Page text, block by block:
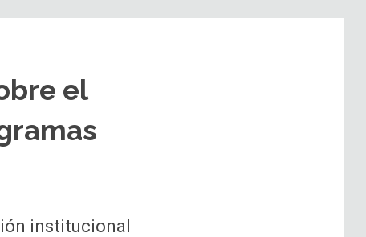
el
institucional